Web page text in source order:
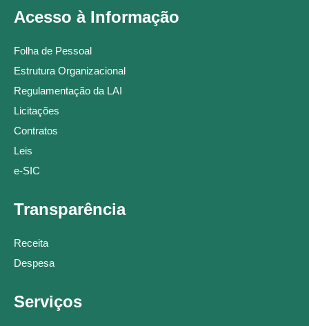
Acesso à Informação
Folha de Pessoal
Estrutura Organizacional
Regulamentação da LAI
Licitações
Contratos
Leis
e-SIC
Transparência
Receita
Despesa
Serviços